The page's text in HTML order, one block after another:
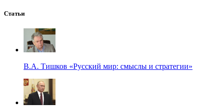
Статьи
В.А. Тишков «Русский мир: смыслы и стратегии»